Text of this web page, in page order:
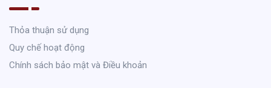
Thỏa thuận sử dụng
Quy chế hoạt động
Chính sách bảo mật và Điều khoản